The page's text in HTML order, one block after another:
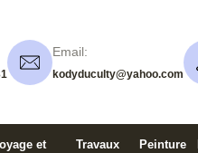
Email:
kodyduculty@yahoo.com
et
Travaux
Peinture